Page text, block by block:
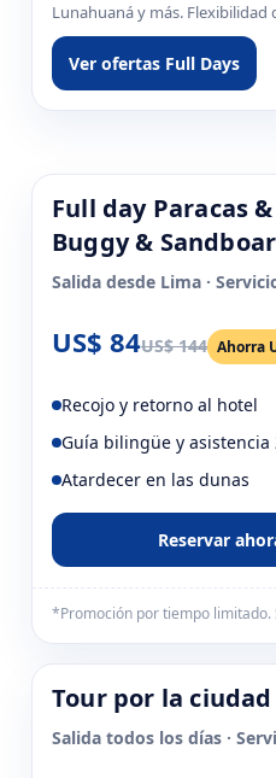
Lunahuaná y más. Flexibilidad
Ver ofertas Full Days
-40% OFF
Full day Paracas
Buggy &
Salida desde Lima ·
US$ 84US$ 144 Ahorra
Recojo y retorno al hotel
Guía bilingüe y asistencia
Atardecer en las dunas
Reservar
*Promoción por tiempo limitado.
-30% OFF
Tour por la
Salida todos los días ·